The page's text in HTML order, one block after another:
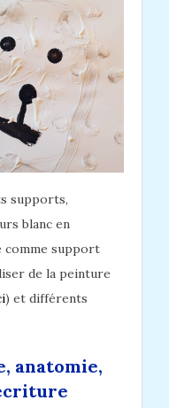
supports,
blanc en
comme support
de la peinture
) et différents
anatomie,